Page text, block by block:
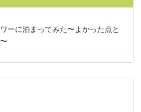
ーに泊まってみた〜よかった点と